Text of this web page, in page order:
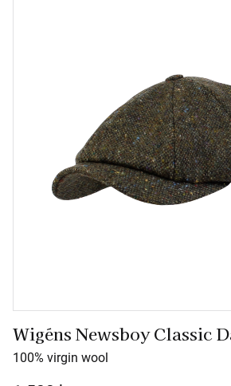
Wigéns Newsboy Classic
100% virgin wool